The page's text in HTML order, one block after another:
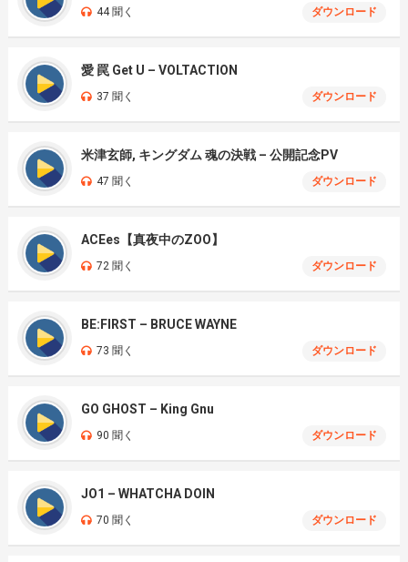
44 聞く ダウンロード
愛 罠 Get U – VOLTACTION
37 聞く ダウンロード
米津玄師, キングダム 魂の決戦 – 公開記念PV
47 聞く ダウンロード
ACEes【真夜中のZOO】
72 聞く ダウンロード
BE:FIRST – BRUCE WAYNE
73 聞く ダウンロード
GO GHOST – King Gnu
90 聞く ダウンロード
JO1 – WHATCHA DOIN
70 聞く ダウンロード